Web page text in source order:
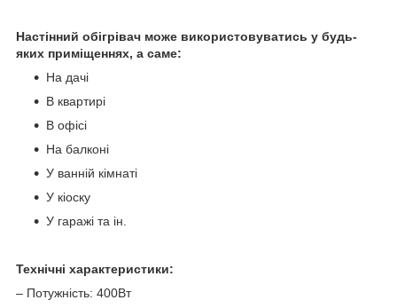
Настінний обігрівач може використовуватись у будь-
яких приміщеннях, а саме:
На дачі
В квартирі
В офісі
На балконі
У ванній кімнаті
У кіоску
У гаражі та ін.
Технічні характеристики:
– Потужність: 400Вт